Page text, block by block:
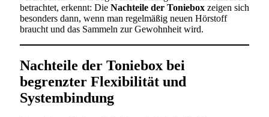
betrachtet, erkennt: Die Nachteile der Toniebox zeigen sich
besonders dann, wenn man regelmäßig neuen Hörstoff
braucht und das Sammeln zur Gewohnheit wird.
Nachteile der Toniebox bei
begrenzter Flexibilität und
Systembindung